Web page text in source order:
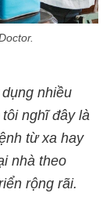
nhiều
nghĩ đây là
từ xa hay
nhà theo
rộng rãi.